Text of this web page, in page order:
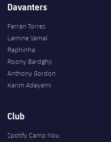
Davanters
Ferran Torres
Lamine Yamal
Raphinha
Roony Bardghji
Anthony Gordon
Karim Adeyemi
Club
Spotify Camp Nou